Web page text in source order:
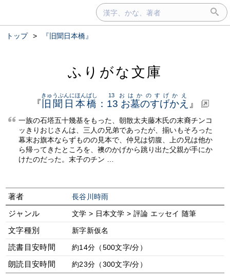
トップ > 『旧聞日本橋』
ふりがな文庫
『 旧聞日本橋
きゅうぶんにほんばし
： 13 お墓のすげかえ
13 おはかのすげかえ
』
一族の石塔五十幾基をもった、朝散太夫藤木氏の末裔チンコ
ッきりおじさんは、三人の兄弟であったが、揃いもそろった
幕末お旗本ならずものの見本で、仲兄は切腹、上の兄は他か
ら帰ってきたところを、襖のかげから跳り出た父親が手にか
けたのだった。末子のチン …
著者 長谷川時雨
ジャンル 文学 > 日本文学 > 評論 エッセイ 随筆
文字種別 新字新仮名
読書目安時間 約14分（500文字/分）
朗読目安時間 約23分（300文字/分）